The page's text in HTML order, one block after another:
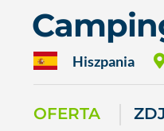
Hiszpania
OFERTA